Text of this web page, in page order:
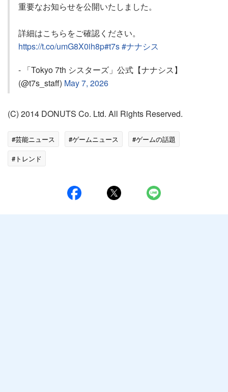
重要なお知らせを公開いたしました。
詳細はこちらをご確認ください。
https://t.co/umG8X0ih8p#t7s#ナナシス
- 「Tokyo 7th シスターズ」公式【ナナシス】
(@t7s_staff) May 7, 2026
(C) 2014 DONUTS Co. Ltd. All Rights Reserved.
#芸能ニュース #ゲームニュース
#ゲームの話題
#トレンド